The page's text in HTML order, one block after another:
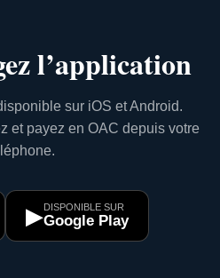
l’application
sur iOS et Android.
et payez en OAC depuis votre
▶DISPONIBLE SUR
Google Play